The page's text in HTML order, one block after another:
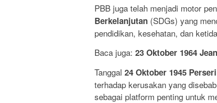
PBB juga telah menjadi motor
Berkelanjutan (SDGs) yang
pendidikan, kesehatan, dan
Baca juga: 23 Oktober 1964
Tanggal 24 Oktober 1945
terhadap kerusakan yang
sebagai platform penting untuk